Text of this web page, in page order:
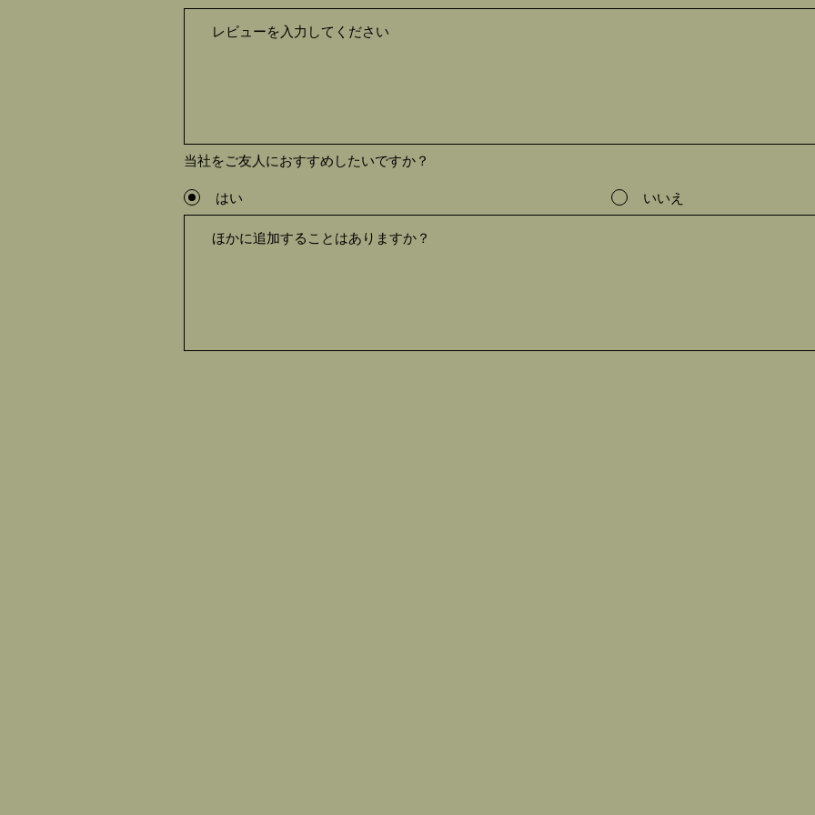
当社をご友人におすすめしたいですか？
はい いいえ